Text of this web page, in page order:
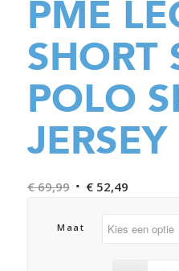
PME
SHORT
POLO
JERSEY
€69,99 Oorspronkelijke
was:
€52,49Huidige
is:
Maat